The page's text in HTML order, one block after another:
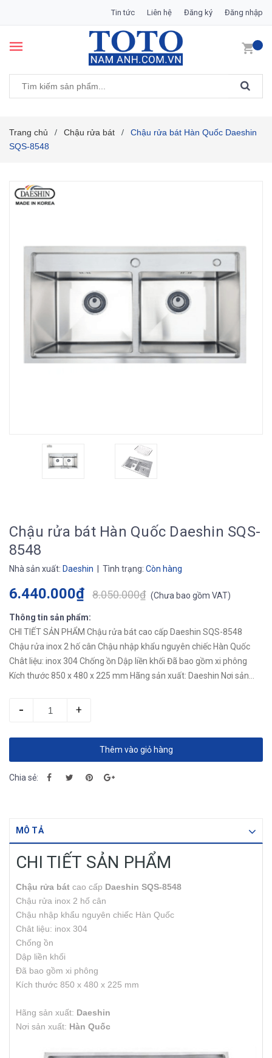
Tin tức Liên hệ Đăng ký Đăng nhập
Trang chủ / Chậu rửa bát /
Chậu rửa bát Hàn Quốc Daeshin
SQS-8548
Chậu rửa bát Hàn Quốc Daeshin SQS-
8548
Nhà sản xuất: Daeshin | Tình trạng: Còn hàng
6.440.000₫ 8.050.000₫ (Chưa bao gồm VAT)
Thông tin sản phẩm:
CHI TIẾT SẢN PHẨM Chậu rửa bát cao cấp Daeshin SQS-8548
Chậu rửa inox 2 hố cân Chậu nhập khẩu nguyên chiếc Hàn Quốc
Chât liệu: inox 304 Chống ồn Dập liền khối Đã bao gồm xi phông
Kích thước 850 x 480 x 225 mm Hãng sản xuất: Daeshin Nơi sản
- +
Thêm vào giỏ hàng
Chia sẻ:
MÔ TẢ
CHI TIẾT SẢN PHẨM
Chậu rửa bát cao cấp Daeshin SQS-8548
Chậu rửa inox 2 hố cân
Chậu nhập khẩu nguyên chiếc Hàn Quốc
Chât liệu: inox 304
Chống ồn
Dập liền khối
Đã bao gồm xi phông
Kích thước 850 x 480 x 225 mm
Hãng sản xuất: Daeshin
Nơi sản xuất: Hàn Quốc